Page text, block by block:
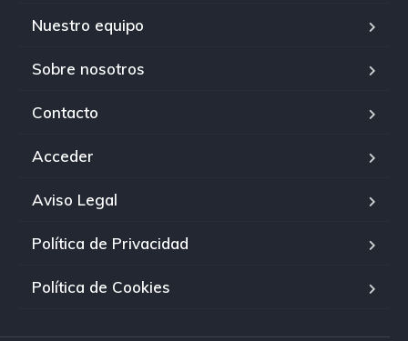
Nuestro equipo
Sobre nosotros
Contacto
Acceder
Aviso Legal
Política de Privacidad
Política de Cookies